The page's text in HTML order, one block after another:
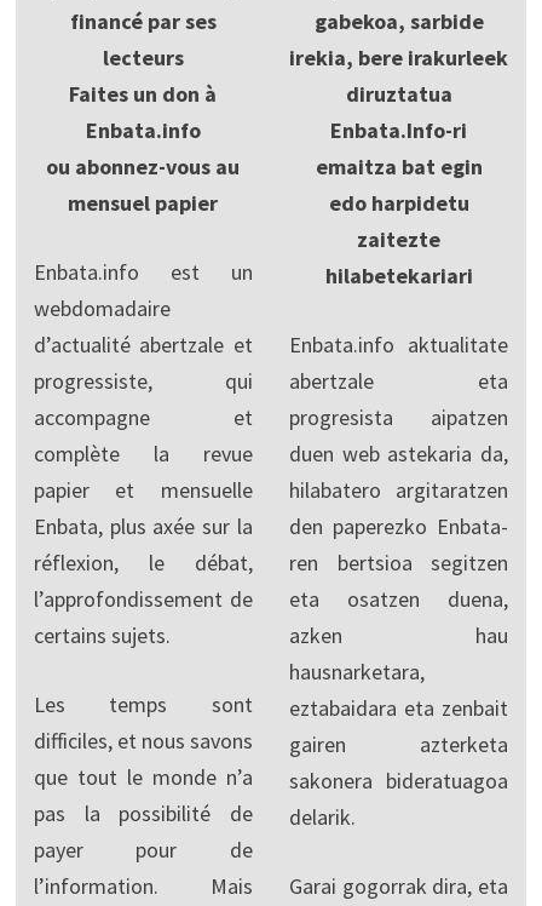
financé par ses
lecteurs
Faites un don à
Enbata.info
ou abonnez-vous au
mensuel papier
Enbata.info est un
webdomadaire
d’actualité abertzale et
progressiste, qui
accompagne et
complète la revue
papier et mensuelle
Enbata, plus axée sur la
réflexion, le débat,
l’approfondissement de
certains sujets.
Les temps sont
difficiles, et nous savons
que tout le monde n’a
pas la possibilité de
payer pour de
l’information. Mais
gabekoa, sarbide
irekia, bere irakurleek
diruztatua
Enbata.Info-ri
emaitza bat egin
edo harpidetu
zaitezte
hilabetekariari
Enbata.info aktualitate
abertzale eta
progresista aipatzen
duen web astekaria da,
hilabatero argitaratzen
den paperezko Enbata-
ren bertsioa segitzen
eta osatzen duena,
azken hau
hausnarketara,
eztabaidara eta zenbait
gairen azterketa
sakonera bideratuagoa
delarik.
Garai gogorrak dira, eta